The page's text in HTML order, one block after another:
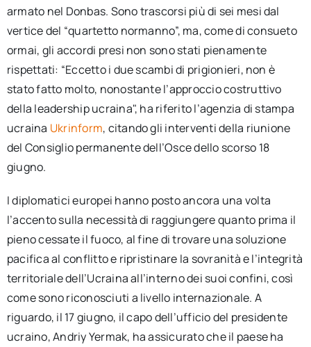
armato nel Donbas. Sono trascorsi più di sei mesi dal
vertice del “quartetto normanno”, ma, come di consueto
ormai, gli accordi presi non sono stati pienamente
rispettati: “Eccetto i due scambi di prigionieri, non è
stato fatto molto, nonostante l’approccio costruttivo
della leadership ucraina", ha riferito l’agenzia di stampa
ucraina Ukrinform, citando gli interventi della riunione
del Consiglio permanente dell’Osce dello scorso 18
giugno.
I diplomatici europei hanno posto ancora una volta
l’accento sulla necessità di raggiungere quanto prima il
pieno cessate il fuoco, al fine di trovare una soluzione
pacifica al conflitto e ripristinare la sovranità e l’integrità
territoriale dell’Ucraina all’interno dei suoi confini, così
come sono riconosciuti a livello internazionale. A
riguardo, il 17 giugno, il capo dell’ufficio del presidente
ucraino, Andriy Yermak, ha assicurato che il paese ha